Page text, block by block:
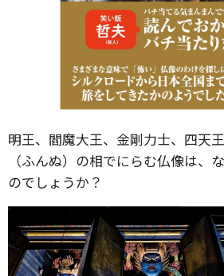
明王、閻魔大王、金剛力士、四
（ふんぬ）の相でにらむ仏像は、
のでしょうか？